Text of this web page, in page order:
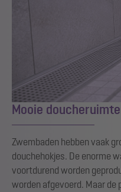
Mooie
Zwembaden hebben vaak
douchehokjes. De enorme
voortdurend worden
worden afgevoerd. Maar de